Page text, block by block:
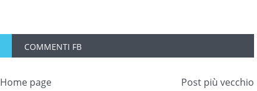
COMMENTI FB
Post più vecchio
Home page